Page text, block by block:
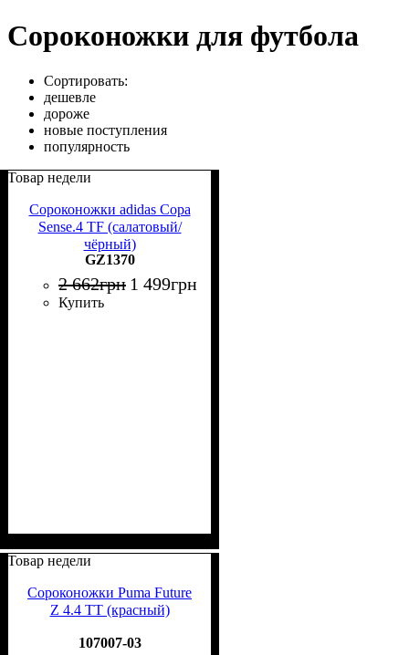
Сороконожки для футбола
Сортировать:
дешевле
дороже
новые поступления
популярность
Товар недели
Сороконожки adidas Copa
Sense.4 TF (салатовый/
чёрный)
GZ1370
2 662грн 1 499грн
Купить
Товар недели
Сороконожки Puma Future
Z 4.4 TT (красный)
107007-03